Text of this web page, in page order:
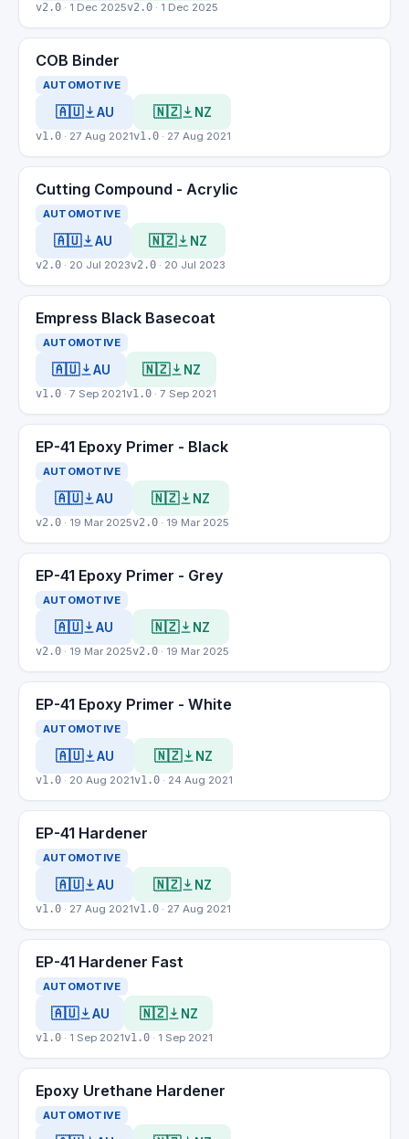
v2.0 · 1 Dec 2025v2.0 · 1 Dec 2025
COB Binder
AUTOMOTIVE
🇦🇺 AU
v1.0 · 27 Aug 2021
🇳🇿 NZ
v1.0 · 27 Aug 2021
Cutting Compound - Acrylic
AUTOMOTIVE
🇦🇺 AU
v2.0 · 20 Jul 2023
🇳🇿 NZ
v2.0 · 20 Jul 2023
Empress Black Basecoat
AUTOMOTIVE
🇦🇺 AU
v1.0 · 7 Sep 2021
🇳🇿 NZ
v1.0 · 7 Sep 2021
EP-41 Epoxy Primer - Black
AUTOMOTIVE
🇦🇺 AU
v2.0 · 19 Mar 2025
🇳🇿 NZ
v2.0 · 19 Mar 2025
EP-41 Epoxy Primer - Grey
AUTOMOTIVE
🇦🇺 AU
v2.0 · 19 Mar 2025
🇳🇿 NZ
v2.0 · 19 Mar 2025
EP-41 Epoxy Primer - White
AUTOMOTIVE
🇦🇺 AU
v1.0 · 20 Aug 2021
🇳🇿 NZ
v1.0 · 24 Aug 2021
EP-41 Hardener
AUTOMOTIVE
🇦🇺 AU
v1.0 · 27 Aug 2021
🇳🇿 NZ
v1.0 · 27 Aug 2021
EP-41 Hardener Fast
AUTOMOTIVE
🇦🇺 AU
v1.0 · 1 Sep 2021
🇳🇿 NZ
v1.0 · 1 Sep 2021
Epoxy Urethane Hardener
AUTOMOTIVE